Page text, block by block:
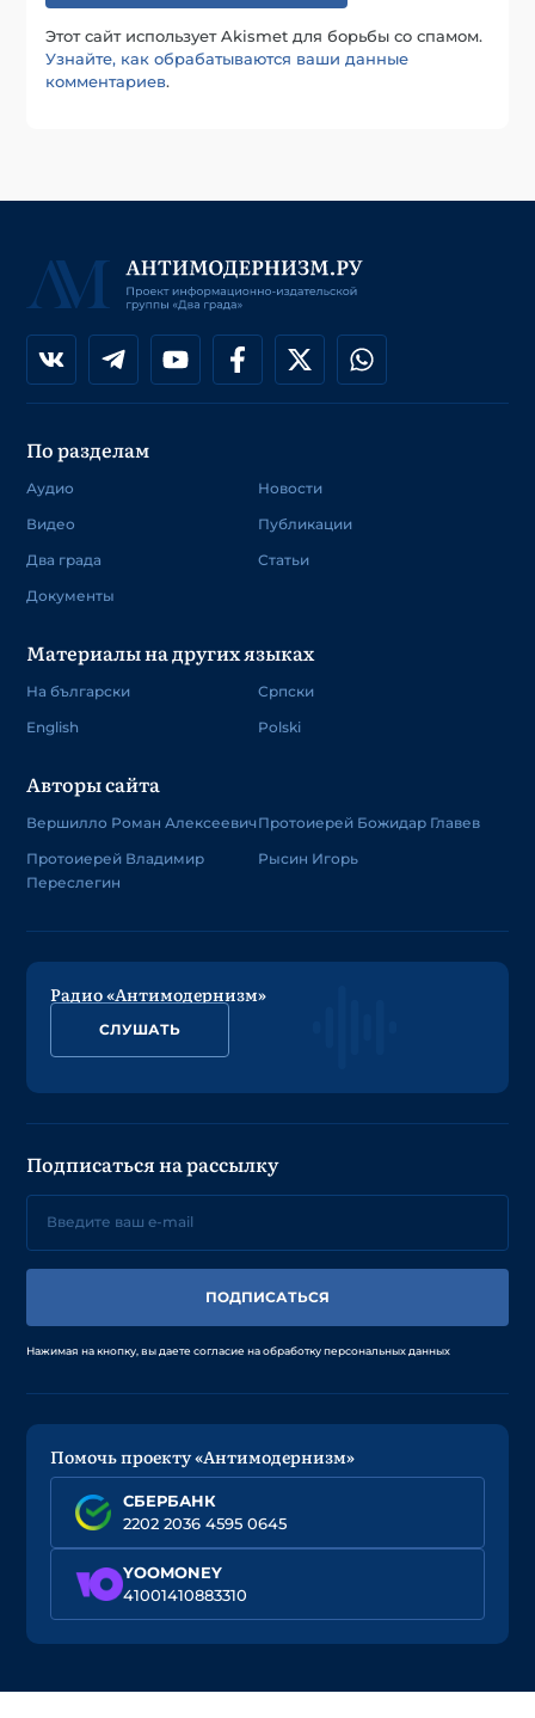
Этот сайт использует Akismet для борьбы со спамом.
Узнайте, как обрабатываются ваши данные
комментариев.
По разделам
Аудио
Видео
Два града
Документы
Новости
Публикации
Статьи
Материалы на других языках
На български
English
Српски
Polski
Авторы сайта
Вершилло Роман Алексеевич
Протоиерей Владимир
Переслегин
Протоиерей Божидар Главев
Рысин Игорь
Радио «Антимодернизм»
СЛУШАТЬ
Подписаться на рассылку
ПОДПИСАТЬСЯ
Нажимая на кнопку, вы даете согласие на обработку персональных данных
Помочь проекту «Антимодернизм»
СБЕРБАНК
2202 2036 4595 0645
YOOMONEY
41001410883310